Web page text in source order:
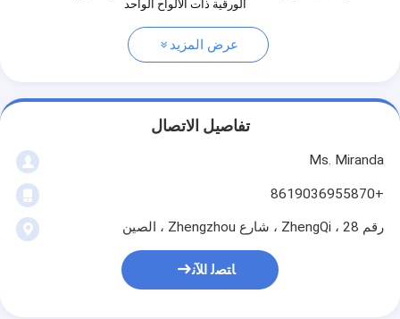
الورقية ذات الألواح الواحد
عرض المزيد
تفاصيل الاتصال
Ms. Miranda
+8619036955870
رقم 28 ، ZhengQi ، شارع Zhengzhou ، الصين
ﺎﺘﺼﻟ ﺍﻶﻧ